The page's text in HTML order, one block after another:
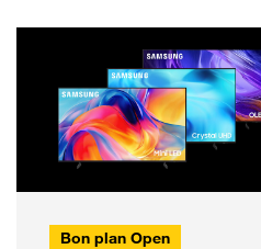
Bon plan Open